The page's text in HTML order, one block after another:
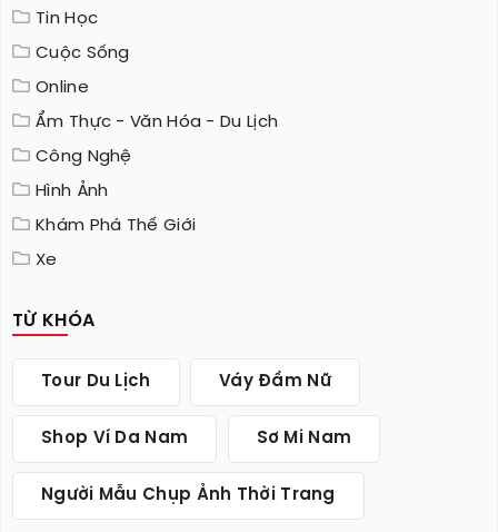
Tin Học
Cuộc Sống
Online
Ẩm Thực - Văn Hóa - Du Lịch
Công Nghệ
Hình Ảnh
Khám Phá Thế Giới
Xe
TỪ KHÓA
Tour Du Lịch Váy Đầm Nữ
Shop Ví Da Nam Sơ Mi Nam
Người Mẫu Chụp Ảnh Thời Trang